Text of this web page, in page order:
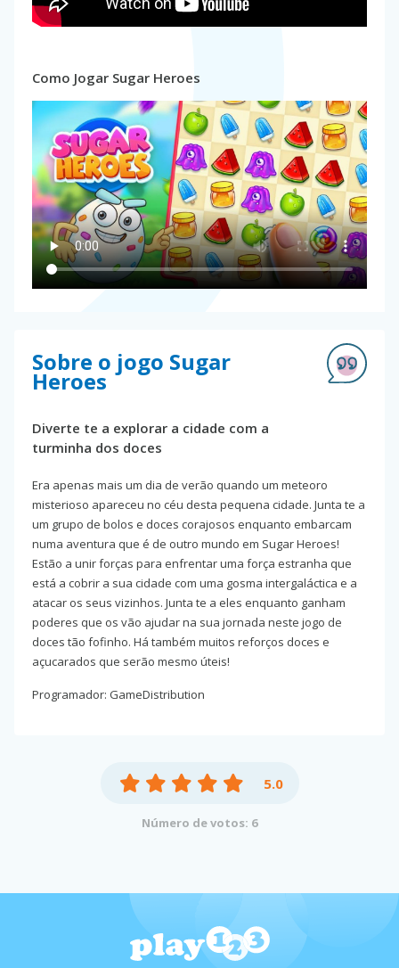
Como Jogar Sugar Heroes
Sobre o jogo Sugar
Heroes
Diverte te a explorar a cidade com a
turminha dos doces
Era apenas mais um dia de verão quando um meteoro
misterioso apareceu no céu desta pequena cidade. Junta te a
um grupo de bolos e doces corajosos enquanto embarcam
numa aventura que é de outro mundo em Sugar Heroes!
Estão a unir forças para enfrentar uma força estranha que
está a cobrir a sua cidade com uma gosma intergaláctica e a
atacar os seus vizinhos. Junta te a eles enquanto ganham
poderes que os vão ajudar na sua jornada neste jogo de
doces tão fofinho. Há também muitos reforços doces e
açucarados que serão mesmo úteis!
Programador: GameDistribution
5.0
Número de votos: 6